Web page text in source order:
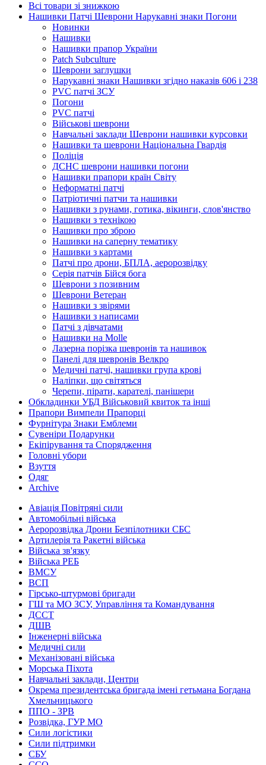
Всі товари зі знижкою
Нашивки Патчі Шеврони Нарукавні знаки Погони
Новинки
Нашивки
Нашивки прапор України
Рatch Subculture
Шеврони заглушки
Нарукавні знаки Нашивки згідно наказів 606 і 238
PVC патчі ЗСУ
Погони
PVC патчі
Військові шеврони
Навчальні заклади Шеврони нашивки курсовки
Нашивки та шеврони Національна Гвардія
Поліція
ДСНС шеврони нашивки погони
Нашивки прапори країн Світу
Неформатні патчі
Патріотичні патчи та нашивки
Нашивки з рунами, готика, вікинги, слов'янство
Нашивки з технікою
Нашивки про зброю
Нашивки на саперну тематику
Нашивки з картами
Патчі про дрони, БПЛА, аеророзвідку
Серія патчів Бійся бога
Шеврони з позивним
Шеврони Ветеран
Нашивки з звірями
Нашивки з написами
Патчі з дівчатами
Нашивки на Molle
Лазерна порізка шевронів та нашивок
Панелі для шевронів Велкро
Медичні патчі, нашивки група крові
Наліпки, що світяться
Черепи, пірати, карателі, панішери
Обкладинки УБД Військовий квиток та інші
Прапори Вимпели Прапорці
Фурнітура Знаки Емблеми
Сувеніри Подарунки
Екіпірування та Спорядження
Головні убори
Взуття
Одяг
Archive
Авіація Повітряні сили
Автомобільні війська
Аеророзвідка Дрони Безпілотники СБС
Артилерія та Ракетні війська
Війська зв'язку
Війська РЕБ
ВМСУ
ВСП
Гірсько-штурмові бригади
ГШ та МО ЗСУ, Управління та Командування
ДССТ
ДШВ
Інженерні війська
Медичні сили
Механізовані війська
Морська Піхота
Навчальні заклади, Центри
Окрема президентська бригада імені гетьмана Богдана
Хмельницького
ППО - ЗРВ
Розвідка, ГУР МО
Сили логістики
Сили підтримки
СБУ